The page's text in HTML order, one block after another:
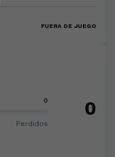
FUERA DE JUEGO
0
Perdidos
0